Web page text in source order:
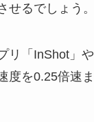
せるでしょう。
リ「InShot」
度を0.25倍速